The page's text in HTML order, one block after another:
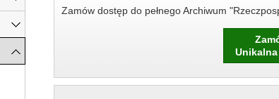
Zamów dostęp do pełnego Archiwum